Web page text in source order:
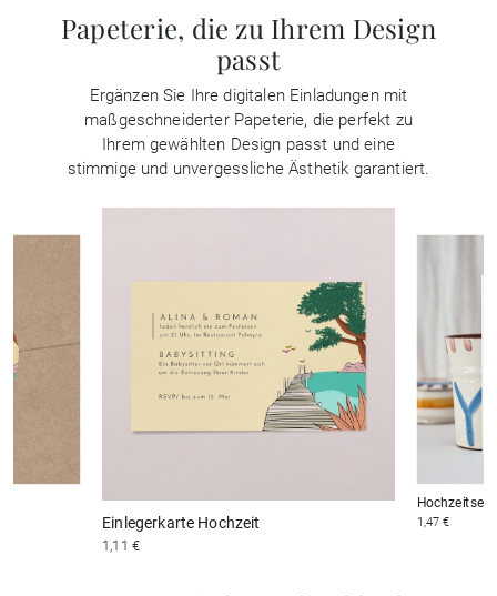
Papeterie, die zu Ihrem Design
passt
Ergänzen Sie Ihre digitalen Einladungen mit
maßgeschneiderter Papeterie, die perfekt zu
Ihrem gewählten Design passt und eine
stimmige und unvergessliche Ästhetik garantiert.
Einlegerkarte Hochzeit
1,11 €
1,47 €